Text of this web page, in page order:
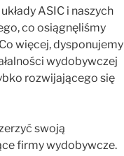
ASIC i naszych
co osiągnęliśmy
więcej, dysponujemy
wydobywczej
rozwijającego się
swoją
firmy wydobywcze.